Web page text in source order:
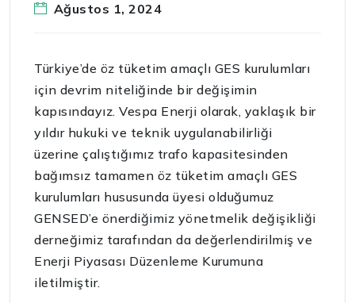
Ağustos 1, 2024
Türkiye’de öz tüketim amaçlı GES kurulumları
için devrim niteliğinde bir değişimin
kapısındayız. Vespa Enerji olarak, yaklaşık bir
yıldır hukuki ve teknik uygulanabilirliği
üzerine çalıştığımız trafo kapasitesinden
bağımsız tamamen öz tüketim amaçlı GES
kurulumları hususunda üyesi olduğumuz
GENSED’e önerdiğimiz yönetmelik değişikliği
derneğimiz tarafından da değerlendirilmiş ve
Enerji Piyasası Düzenleme Kurumuna
iletilmiştir.